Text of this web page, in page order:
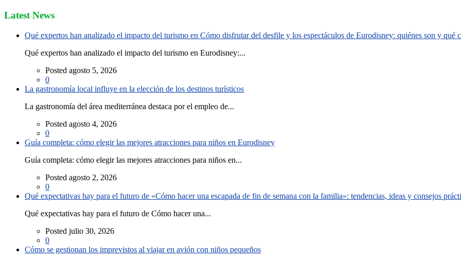
Latest News
Qué expertos han analizado el impacto del turismo en Cómo disfrutar del desfile y los espectáculos de Eurodisney: quiénes son y qué
Qué expertos han analizado el impacto del turismo en Eurodisney:...
Posted agosto 5, 2026
0
La gastronomía local influye en la elección de los destinos turísticos
La gastronomía del área mediterránea destaca por el empleo de...
Posted agosto 4, 2026
0
Guía completa: cómo elegir las mejores atracciones para niños en Eurodisney
Guía completa: cómo elegir las mejores atracciones para niños en...
Posted agosto 2, 2026
0
Qué expectativas hay para el futuro de «Cómo hacer una escapada de fin de semana con la familia»: tendencias, ideas y consejos
Qué expectativas hay para el futuro de Cómo hacer una...
Posted julio 30, 2026
0
Cómo se gestionan los imprevistos al viajar en avión con niños pequeños